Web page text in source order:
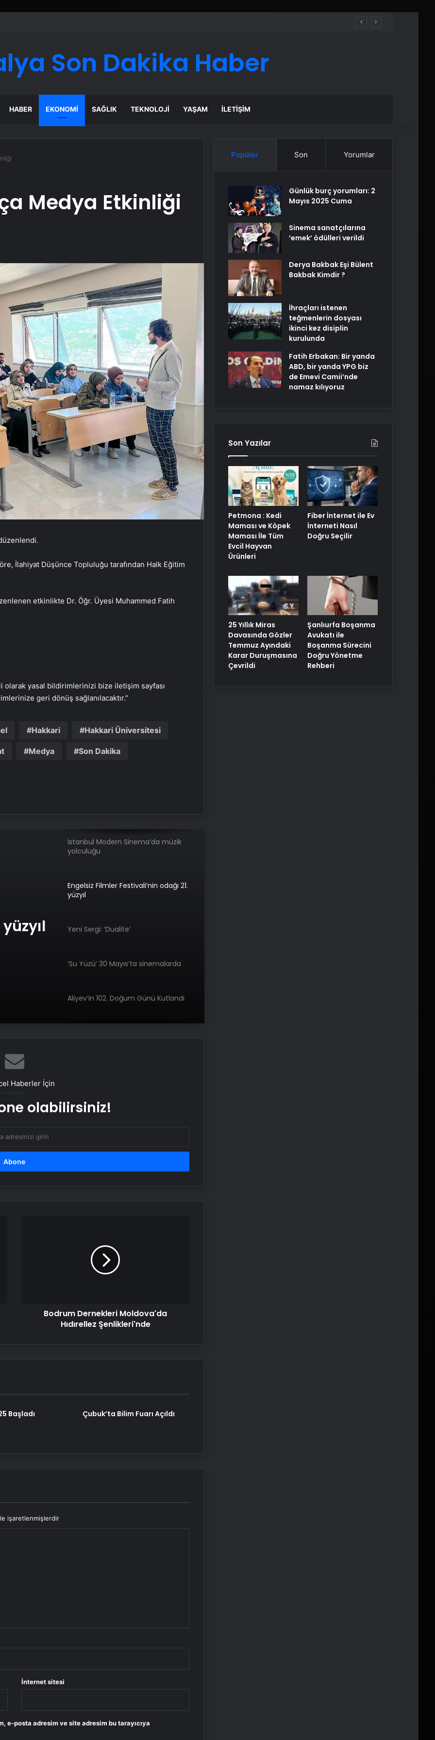
Son Dakika Haber
HABER EKONOMI SAĞLIK TEKNOLOJI YAŞAM İLETIŞIM
Medya Etkinliği
İlahiyat Düşünce Topluluğu tarafından Halk Eğitim
etkinlikte Dr. Öğr. Üyesi Muhammed Fatih
olarak yasal bildirimlerinizi bize iletişim sayfası
geri dönüş sağlanılacaktır.”
Hakkari Hakkari Üniversitesi
Medya Son Dakika
Safranbolu’da 26. Altın Safran
İstanbul Modern Sinema’da müzik
yolculuğu
Engelsiz Filmler Festivali’nin odağı 21.
yüzyıl
Yeni Sergi: ‘Dualite’
‘Su Yüzü’ 30 Mayıs’ta sinemalarda
Aliyev’in 102. Doğum Günü Kutlandı
OMÜ 50. Yıl Şenliği: Emre Aydın
Safranbolu’da 26. Altın Safran
yolculuğu
Yeni Sergi: ‘Dualite’
Haberler İçin
olabilirsiniz!
Bodrum Dernekleri Moldova'da
Hıdırellez Şenlikleri'nde
Başladı Çubuk’ta Bilim Fuarı Açıldı
işaretlenmişlerdir
İnternet sitesi
e-posta adresim ve site adresim bu tarayıcıya
Popüler Son Yorumlar
Günlük burç yorumları: 2
Mayıs 2025 Cuma
Sinema sanatçılarına
’emek’ ödülleri verildi
Derya Bakbak Eşi Bülent
Bakbak Kimdir ?
İhraçları istenen
teğmenlerin dosyası
ikinci kez disiplin
kurulunda
Fatih Erbakan: Bir yanda
ABD, bir yanda YPG biz
de Emevi Camii’nde
namaz kılıyoruz
Son Yazılar
Petmona : Kedi
Maması ve Köpek
Maması İle Tüm
Evcil Hayvan
Ürünleri
Fiber İnternet ile Ev
İnterneti Nasıl
Doğru Seçilir
25 Yıllık Miras
Davasında Gözler
Temmuz Ayındaki
Karar Duruşmasına
Çevrildi
Şanlıurfa Boşanma
Avukatı ile
Boşanma Sürecini
Doğru Yönetme
Rehberi